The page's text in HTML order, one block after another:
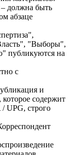
должна быть
абзаце
"Выборы",
публикуются на
с
и
содержит
UPG, строго